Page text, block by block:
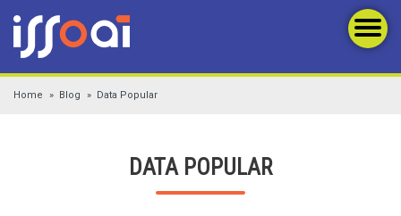
Home Blog Data Popular
DATA POPULAR